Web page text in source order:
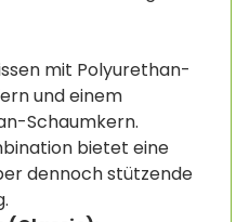
mit Polyurethan-
und einem
Schaumkern.
bietet eine
dennoch stützende